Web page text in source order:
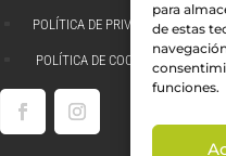
para
de estas
funciones.
POLÍTICA DE PRIVACIDAD
POLÍTICA DE COOKIES